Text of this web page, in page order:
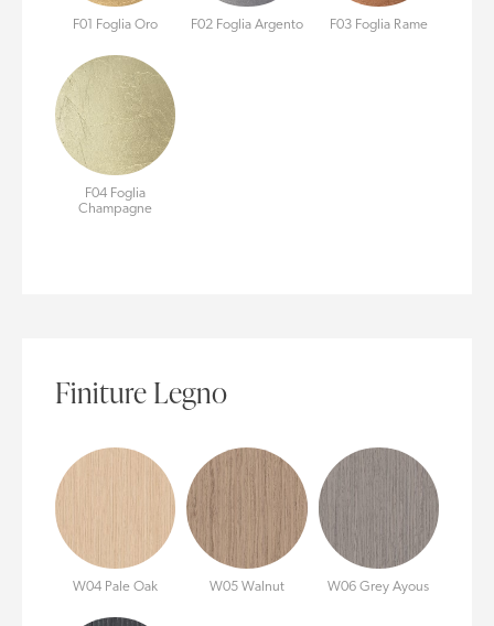
F01 Foglia Oro F02 Foglia Argento F03 Foglia Rame
F04 Foglia
Champagne
Finiture Legno
W04 Pale Oak W05 Walnut W06 Grey Ayous